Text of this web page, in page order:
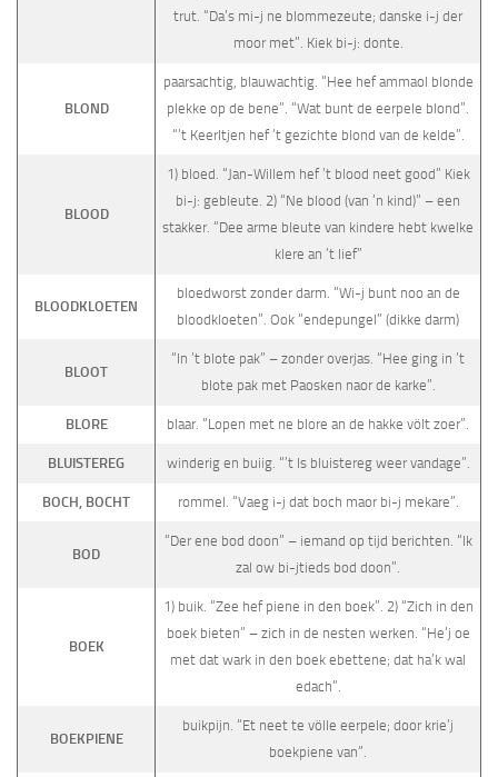
trut. “Da’s mi-j ne blommezeute; danske i-j der
moor met”. Kiek bi-j: donte.
BLOND
paarsachtig, blauwachtig. “Hee hef ammaol blonde
plekke op de bene”. “Wat bunt de eerpele blond”.
“’t Keerltjen hef ’t gezichte blond van de kelde”.
BLOOD
1) bloed. “Jan-Willem hef ’t blood neet good” Kiek
bi-j: gebleute. 2) “Ne blood (van ’n kind)” – een
stakker. “Dee arme bleute van kindere hebt kwelke
klere an ’t lief”
BLOODKLOETEN
bloedworst zonder darm. “Wi-j bunt noo an de
bloodkloeten”. Ook “endepungel” (dikke darm)
BLOOT
“In ’t blote pak” – zonder overjas. “Hee ging in ’t
blote pak met Paosken naor de karke”.
BLORE blaar. “Lopen met ne blore an de hakke völt zoer”.
BLUISTEREG winderig en buiig. “’t Is bluistereg weer vandage”.
BOCH, BOCHT rommel. “Vaeg i-j dat boch maor bi-j mekare”.
BOD
“Der ene bod doon” – iemand op tijd berichten. “Ik
zal ow bi-jtieds bod doon”.
BOEK
1) buik. “Zee hef piene in den boek”. 2) “Zich in den
boek bieten” – zich in de nesten werken. “He’j oe
met dat wark in den boek ebettene; dat ha’k wal
edach”.
BOEKPIENE
buikpijn. “Et neet te völle eerpele; door krie’j
boekpiene van”.